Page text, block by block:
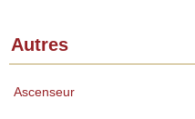
Autres
Ascenseur